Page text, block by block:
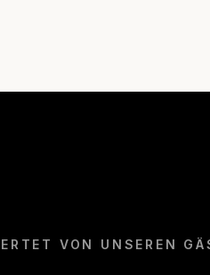
VON UNSEREN